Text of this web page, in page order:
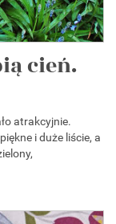
cień.
atrakcyjnie.
i duże liście, a